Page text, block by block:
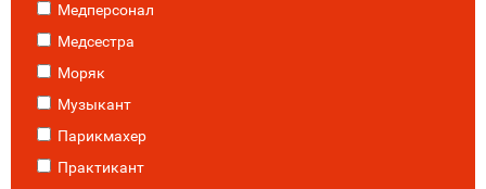
Медперсонал
Медсестра
Моряк
Музыкант
Парикмахер
Практикант